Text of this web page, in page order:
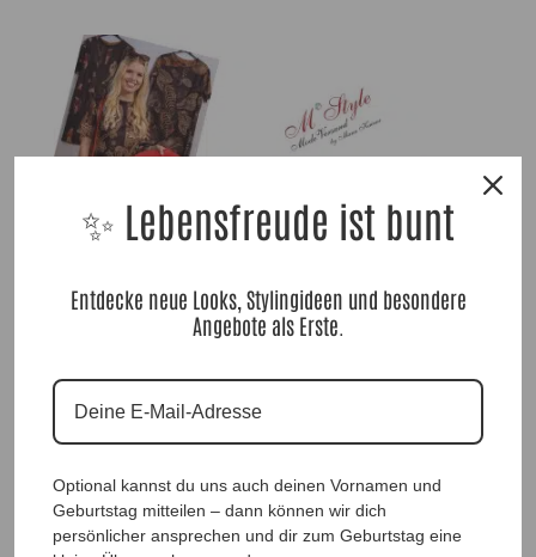
HutSet Ines, Koralle, Anr.: 1563
69,90€
✨ Lebensfreude ist bunt
Entdecke neue Looks, Stylingideen und besondere
Angebote als Erste.
Optional kannst du uns auch deinen Vornamen und
Geburtstag mitteilen – dann können wir dich
persönlicher ansprechen und dir zum Geburtstag eine